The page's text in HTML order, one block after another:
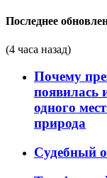
Последнее
(4 часа назад)
Почему
появилась
одного
природа
Судебный